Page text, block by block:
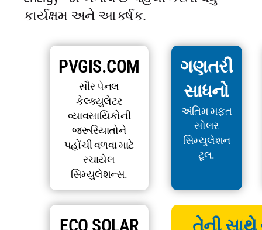
કાર્યક્ષમ અને આકર્ષક.
PVGIS.COM
સૌર પેનલ
કેલ્ક્યુલેટર
વ્યાવસાયિકોની
જરૂરિયાતોને
પહોંચી વળવા માટે
રચાયેલ
સિમ્યુલેશન્સ.
ગણતરી
સાધનો
અંતિમ મફત
સોલર
સિમ્યુલેશન
ટૂલ.
ECO SOLAR
તેની સાથે